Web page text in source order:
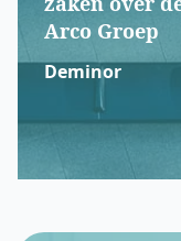
Arco Groep
Deminor